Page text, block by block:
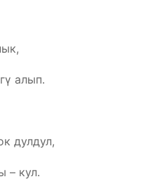
алып.
дулдул,
– кул.